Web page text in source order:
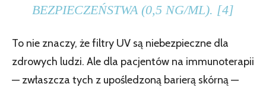
BEZPIECZEŃSTWA (0,5 NG/ML). [4]
To nie znaczy, że filtry UV są niebezpieczne dla
zdrowych ludzi. Ale dla pacjentów na immunoterapii
— zwłaszcza tych z upośledzoną barierą skórną —